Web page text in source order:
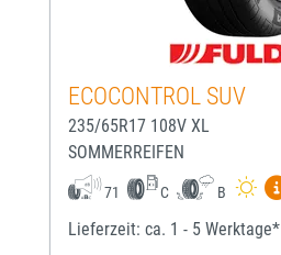
ECOCONTROL SUV
235/65R17 108V XL
SOMMERREIFEN
71 C B
Lieferzeit: ca. 1 - 5 Werktage*